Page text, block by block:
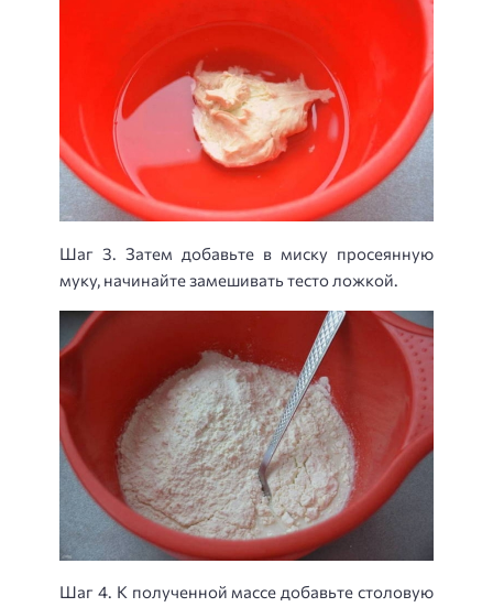
Шаг 3. Затем добавьте в миску просеянную
муку, начинайте замешивать тесто ложкой.
Шаг 4. К полученной массе добавьте столовую